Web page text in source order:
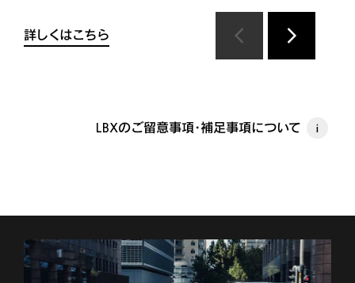
詳しくはこちら
LBXのご留意事項・補足事項について i